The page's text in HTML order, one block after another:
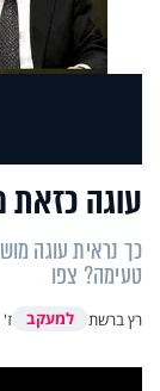
עוגה
כך נראית עוגה
טעימה? צפו
רץ ברשת למעקב